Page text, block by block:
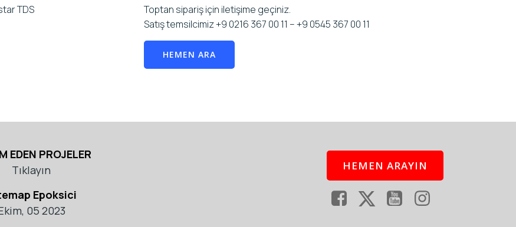
TDS
Toptan sipariş için iletişime geçiniz.
Satış temsilcimiz +9 0216 367 00 11 – +9 0545 367 00 11
HEMEN ARA
EDEN PROJELER
Tıklayın
Epoksici
05 2023
HEMEN ARAYIN